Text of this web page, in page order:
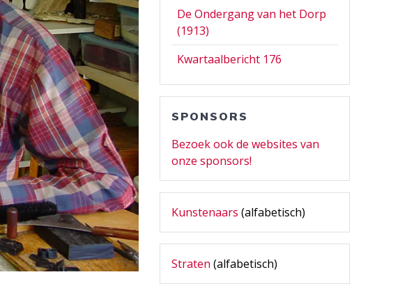
De Ondergang van het Dorp
(1913)
Kwartaalbericht 176
SPONSORS
Bezoek ook de websites van
onze sponsors!
Kunstenaars (alfabetisch)
Straten (alfabetisch)